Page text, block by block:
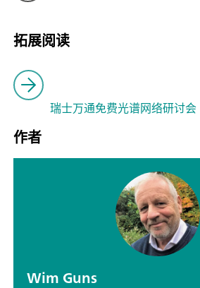
拓展阅读
瑞士万通免费光谱网络研讨会
作者
Wim Guns